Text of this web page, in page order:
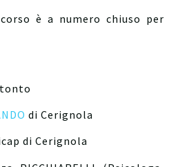
è a numero chiuso per
di Cerignola
di Cerignola